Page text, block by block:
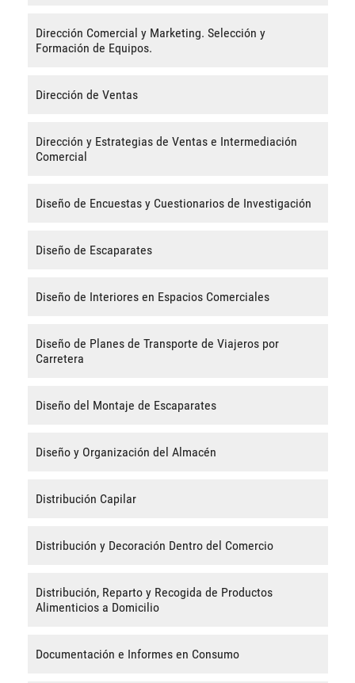
Dirección Comercial y Marketing. Selección y
Formación de Equipos.
Dirección de Ventas
Dirección y Estrategias de Ventas e Intermediación
Comercial
Diseño de Encuestas y Cuestionarios de Investigación
Diseño de Escaparates
Diseño de Interiores en Espacios Comerciales
Diseño de Planes de Transporte de Viajeros por
Carretera
Diseño del Montaje de Escaparates
Diseño y Organización del Almacén
Distribución Capilar
Distribución y Decoración Dentro del Comercio
Distribución, Reparto y Recogida de Productos
Alimenticios a Domicilio
Documentación e Informes en Consumo